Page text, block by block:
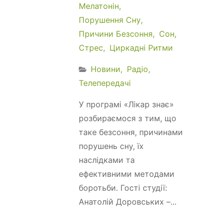
Мелатонін
Порушення Сну
Причини Безсоння
Сон
Стрес
Циркадні Ритми
Новини
Радіо
Телепередачі
У програмі «Лікар знає»
розбираємося з тим, що
таке безсоння, причинами
порушень сну, їх
наслідками та
ефективними методами
боротьби. Гості студії:
Анатолій Доровських –...